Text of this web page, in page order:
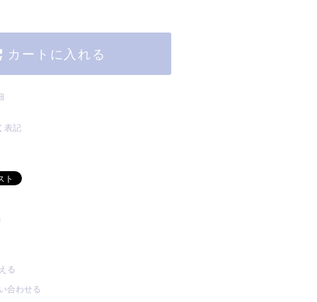
カートに入れる
表記
る
合わせる